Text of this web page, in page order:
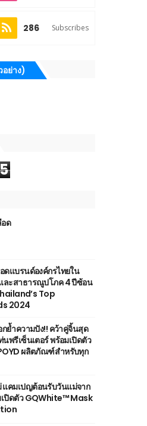
286 Subscribes
ย่าง)
อด
ดแบรนด์องค์กรไทยใน
ละสาธารณูปโภค 4 ปีซ้อน
Top
2024
กย้ำความปัง!! คว้าคู่จิ้นสุด
พรีเซ็นเตอร์ พร้อมเปิดตัว
ผลิตภัณฑ์สำหรับทุก
คมเปญต้อนรับวันแม่จาก
ปิดตัว GQWhite™ Mask